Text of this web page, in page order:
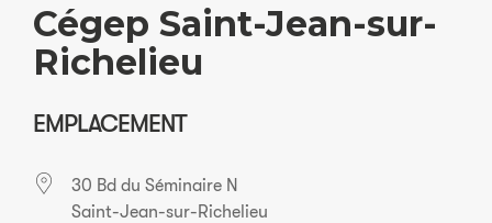
Cégep Saint-Jean-sur-
Richelieu
EMPLACEMENT
30 Bd du Séminaire N
Saint-Jean-sur-Richelieu